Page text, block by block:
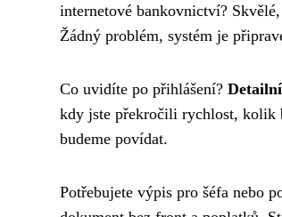
internetové bankovnictví?
Žádný problém, systém je
Co uvidíte po přihlášení?
kdy jste překročili rychlost, kolik
budeme povídat.
Potřebujete výpis pro šéfa nebo